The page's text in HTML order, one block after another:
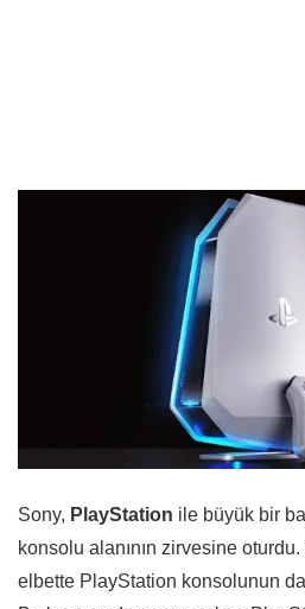
Sony, PlayStation ile büyük bir
konsolu alanının zirvesine
elbette PlayStation konsolunun